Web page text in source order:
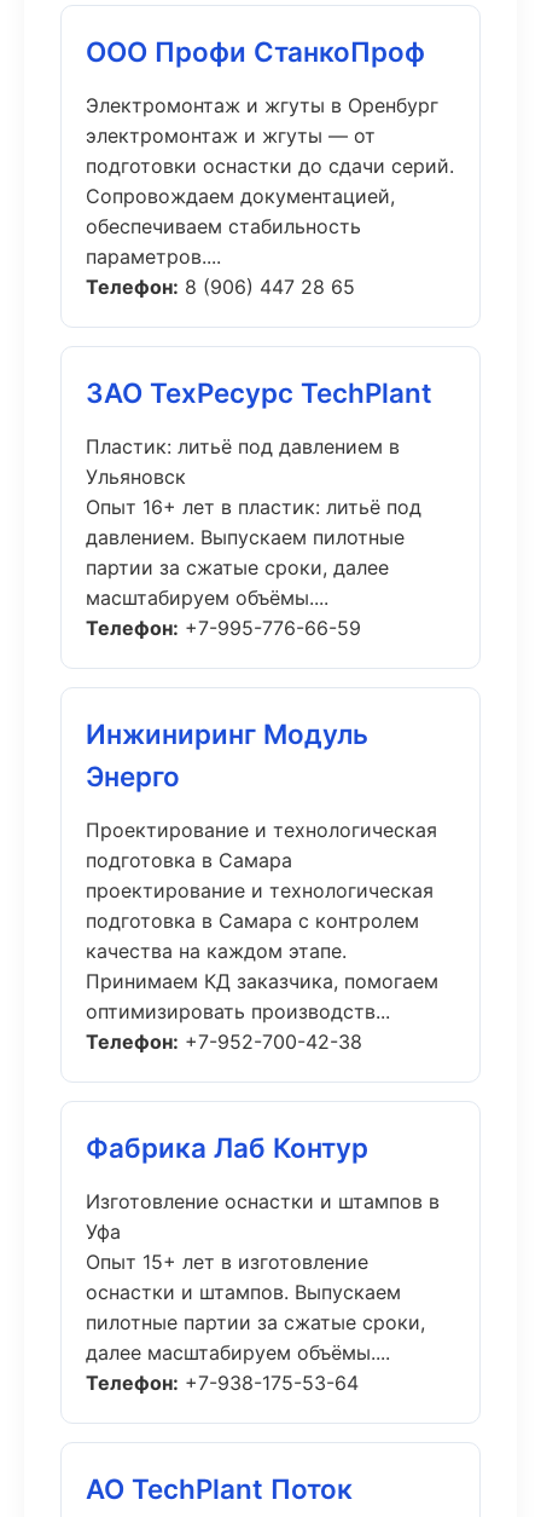
ООО Профи СтанкоПроф
Электромонтаж и жгуты в Оренбург
электромонтаж и жгуты — от
подготовки оснастки до сдачи серий.
Сопровождаем документацией,
обеспечиваем стабильность
параметров....
Телефон: 8 (906) 447 28 65
ЗАО ТехРесурс TechPlant
Пластик: литьё под давлением в
Ульяновск
Опыт 16+ лет в пластик: литьё под
давлением. Выпускаем пилотные
партии за сжатые сроки, далее
масштабируем объёмы....
Телефон: +7-995-776-66-59
Инжиниринг Модуль
Энерго
Проектирование и технологическая
подготовка в Самара
проектирование и технологическая
подготовка в Самара с контролем
качества на каждом этапе.
Принимаем КД заказчика, помогаем
оптимизировать производств...
Телефон: +7-952-700-42-38
Фабрика Лаб Контур
Изготовление оснастки и штампов в
Уфа
Опыт 15+ лет в изготовление
оснастки и штампов. Выпускаем
пилотные партии за сжатые сроки,
далее масштабируем объёмы....
Телефон: +7-938-175-53-64
АО TechPlant Поток